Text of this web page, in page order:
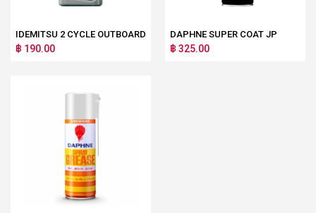
IDEMITSU 2 CYCLE OUTBOARD
฿ 190.00
DAPHNE SUPER COAT JP
฿ 325.00